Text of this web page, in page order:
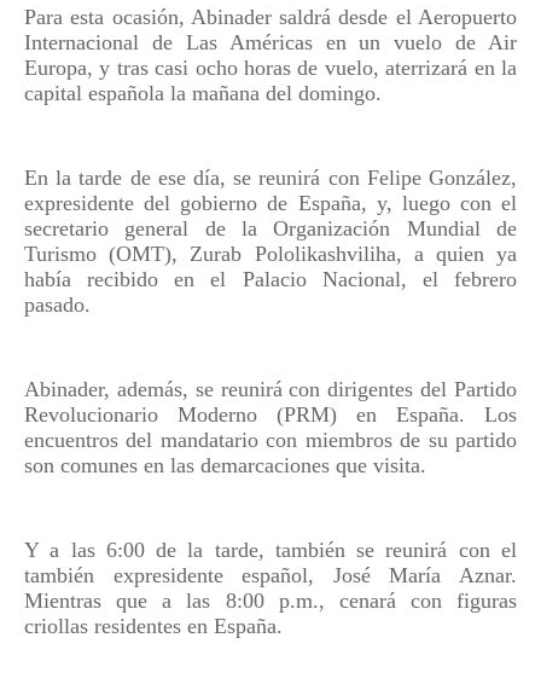
Para esta ocasión, Abinader saldrá desde el Aeropuerto
Internacional de Las Américas en un vuelo de Air
Europa, y tras casi ocho horas de vuelo, aterrizará en la
capital española la mañana del domingo.
En la tarde de ese día, se reunirá con Felipe González,
expresidente del gobierno de España, y, luego con el
secretario general de la Organización Mundial de
Turismo (OMT), Zurab Pololikashviliha, a quien ya
había recibido en el Palacio Nacional, el febrero
pasado.
Abinader, además, se reunirá con dirigentes del Partido
Revolucionario Moderno (PRM) en España. Los
encuentros del mandatario con miembros de su partido
son comunes en las demarcaciones que visita.
Y a las 6:00 de la tarde, también se reunirá con el
también expresidente español, José María Aznar.
Mientras que a las 8:00 p.m., cenará con figuras
criollas residentes en España.